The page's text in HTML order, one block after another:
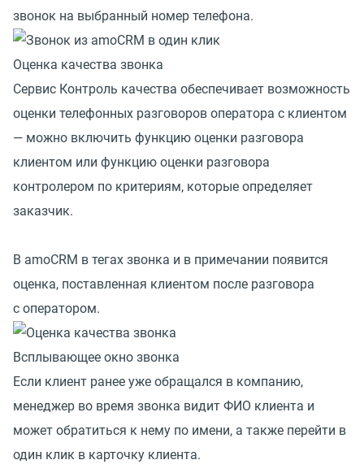
звонок на выбранный номер телефона.
Оценка качества звонка
Сервис Контроль качества обеспечивает возможность
оценки телефонных разговоров оператора с клиентом
— можно включить функцию оценки разговора
клиентом или функцию оценки разговора
контролером по критериям, которые определяет
заказчик.
В amoCRM в тегах звонка и в примечании появится
оценка, поставленная клиентом после разговора
с оператором.
Всплывающее окно звонка
Если клиент ранее уже обращался в компанию,
менеджер во время звонка видит ФИО клиента и
может обратиться к нему по имени, а также перейти в
один клик в карточку клиента.